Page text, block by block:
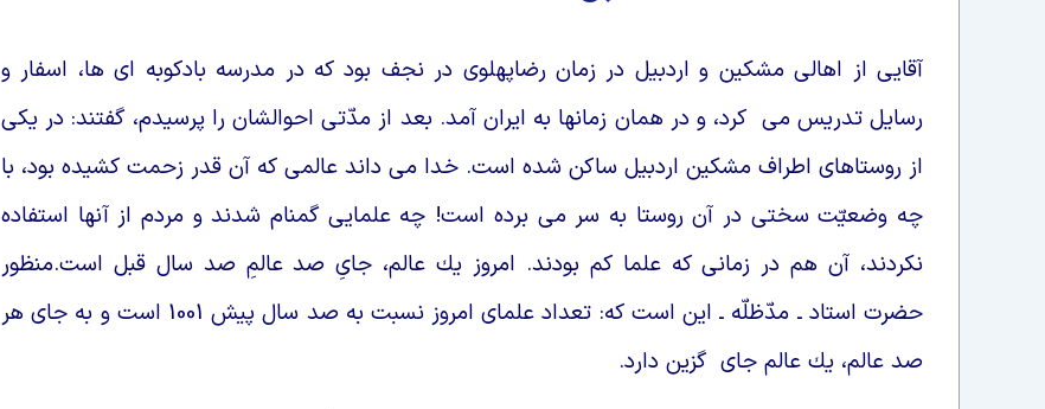
آقايى از اهالى مشكين و اردبيل در زمان رضاپهلوى در نجف بود كه در مدرسه بادكوبه اى ها، اسفار و
رسايل تدريس مى كرد، و در همان زمانها به ايران آمد. بعد از مدّتى احوالشان را پرسيدم، گفتند: در يكى
از روستاهاى اطراف مشكين اردبيل ساكن شده است. خدا مى داند عالمى كه آن قدر زحمت كشيده بود، با
چه وضعيّت سختى در آن روستا به سر مى برده است! چه علمايى گمنام شدند و مردم از آنها استفاده
نكردند، آن هم در زمانى كه علما كم بودند. امروز يك عالم، جاىِ صد عالمِ صد سال قبل است.منظور
حضرت استاد ـ مدّظلّه ـ اين است كه: تعداد علماى امروز نسبت به صد سال پيش 1001 است و به جاى هر
صد عالم، يك عالم جاى گزين دارد.